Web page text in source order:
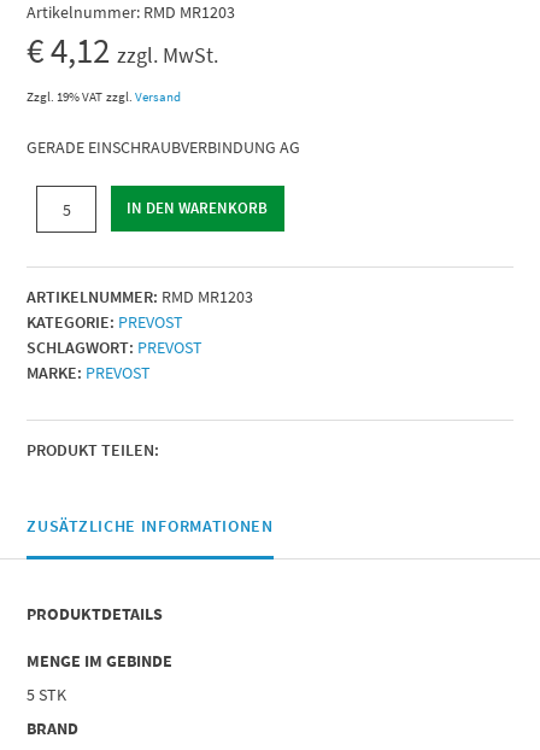
Artikelnummer: RMD MR1203
€4,12 zzgl. MwSt.
Zzgl. 19% VAT zzgl.Versand
GERADE EINSCHRAUBVERBINDUNG AG
EINSCHRAUBVERBINDUNG
|
AG
BSPT
=
R
|
Für
Außen-
Ø
12
|
IN DEN WARENKORB
ARTIKELNUMMER: RMD MR1203
KATEGORIE: PREVOST
SCHLAGWORT: PREVOST
MARKE: PREVOST
PRODUKT TEILEN:
ZUSÄTZLICHE INFORMATIONEN
PRODUKTDETAILS
MENGE IM GEBINDE
5 STK
BRAND